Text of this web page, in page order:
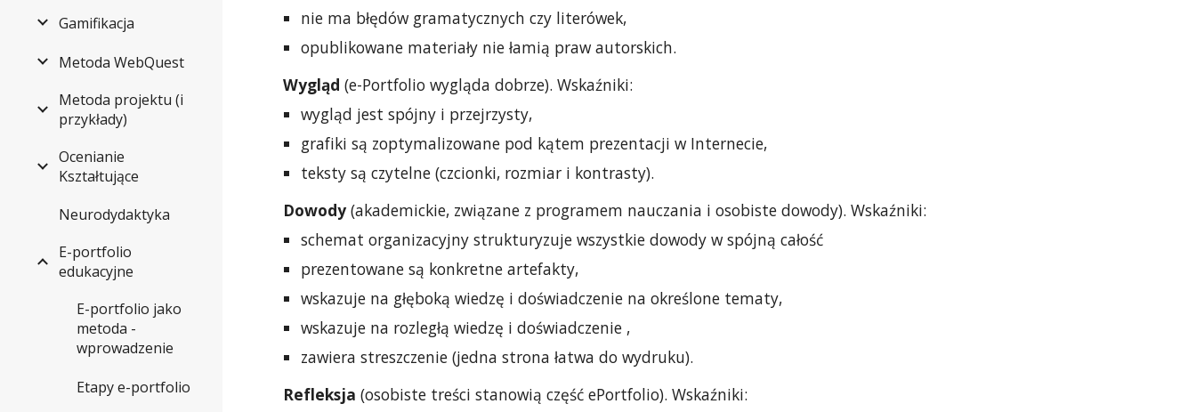
Gamifikacja
Metoda WebQuest
Metoda projektu (i
przykłady)
Ocenianie
Kształtujące
Neurodydaktyka
E-portfolio
edukacyjne
E-portfolio jako
metoda -
wprowadzenie
Etapy e-portfolio
nie ma błędów gramatycznych czy literówek,
opublikowane materiały nie łamią praw autorskich.
Wygląd (e-Portfolio wygląda dobrze). Wskaźniki:
wygląd jest spójny i przejrzysty,
grafiki są zoptymalizowane pod kątem prezentacji w Internecie,
teksty są czytelne (czcionki, rozmiar i kontrasty).
Dowody(akademickie, związane z programem nauczania i osobiste dowody). Wskaźniki:
schemat organizacyjny strukturyzuje wszystkie dowody w spójną całość
prezentowane są konkretne artefakty,
wskazuje na głęboką wiedzę i doświadczenie na określone tematy,
wskazuje na rozległą wiedzę i doświadczenie ,
zawiera streszczenie (jedna strona łatwa do wydruku).
Refleksja (osobiste treści stanowią część ePortfolio). Wskaźniki: